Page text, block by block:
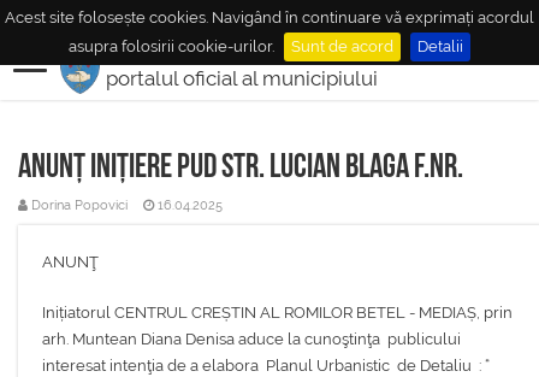
Acest site folosește cookies. Navigând în continuare vă exprimați acordul
asupra folosirii cookie-urilor.
Sunt de acord Detalii
MUNICIPIULMEDIAŞ
portalul oficial al municipiului
Anunț inițiere PUD str. Lucian Blaga f.nr.
Dorina Popovici 16.04.2025
ANUNŢ
Inițiatorul CENTRUL CREȘTIN AL ROMILOR BETEL - MEDIAȘ, prin
arh. Muntean Diana Denisa aduce la cunoştinţa publicului
interesat intenţia de a elabora Planul Urbanistic de Detaliu : “